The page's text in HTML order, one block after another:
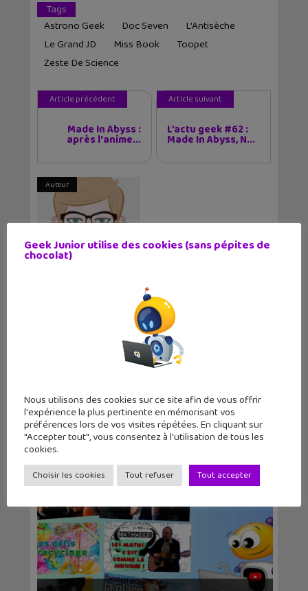
Tags
Astrono Geek
Doc Seven
L'Antisèche
Le Grand JD
Miss Book
Toopet
Zeste De Science
Article précédent
Made In Abyss :
après l'anime...
Article suivant
L’actu geek #62 :
Made In Abyss, N...
Auteur
Journaliste web et père de deux grands ados,
j'aime tester de nouvelles applications et
regarder des séries télé tard le soir.
Articles similaires
Geek Junior utilise des cookies (sans pépites de
chocolat)
Nous utilisons des cookies sur ce site afin de vous offrir
l'expérience la plus pertinente en mémorisant vos
préférences lors de vos visites répétées. En cliquant sur
"Accepter tout", vous consentez à l'utilisation de tous les
cookies.
Choisir les cookies Tout refuser Tout accepter